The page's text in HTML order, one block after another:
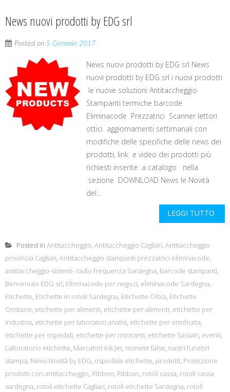
News nuovi prodotti by EDG srl
Posted on 5 Gennaio 2017
News nuovi prodotti by EDG srl News
nuovi prodotti by EDG srl i nuovi prodotti
le nuove soluzioni Antitaccheggio
Stampanti termiche barcode
Eliminacode Prezzatrici Scanner lettori
ottici aggiornamenti settimanali con
modifiche delle specifiche delle news dei
prodotti, link e video dei prodotti più
richiesti inserite a catalogo nella
sezione DOWNLOAD News le Novità
del...
LEGGI TUTTO
Posted in Antitaccheggio, Antitaccheggio Cagliari, Antitaccheggio
provincia Cagliari, Antitaccheggio stampanti prezzatrici eliminacode,
antitaccheggio-sistemi- radio frequenza Sardegna, barcode stampanti,
Benvenuto EDG srl, Eliminacode per negozi, eliminacode Sardegna,
Etichette, Etichette in rotoli Sardegna, Etichette Olbia, Etichette
Oristano, etichette per alimenti, etichette per alimenti, etichette per
industria, etichette per laboratori analisi, etichette per ortofrutta,
etichette per ospedali, etichette per ristoranti, etichette Sassari, eventi,
Laboratorio etichette, Marcatori Ink Jet, monete false, nastri funebri
stampa, News-Novità by EDG, ospedale etichette, prodotti, Protezione
prodotti con antitaccheggio, Ribbon, Ribbon, rotoli cassa, rotoli cassa
sardegna, rotoli etichette Cagliari, rotoli etichette Sardegna, rotoli